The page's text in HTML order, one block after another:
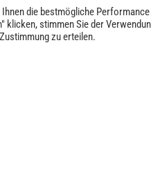
die bestmögliche
klicken, stimmen Sie der
zu erteilen.